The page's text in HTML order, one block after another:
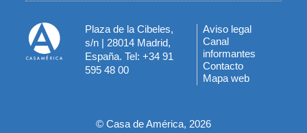
Plaza de la Cibeles,
s/n | 28014 Madrid,
España. Tel: +34 91
595 48 00
Menú
del
pie
Aviso legal
Canal
informantes
Contacto
Mapa web
© Casa de América, 2026